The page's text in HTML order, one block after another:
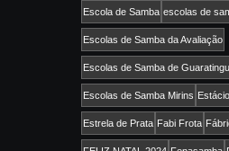
Escola de Samba escolas de
Escolas de Samba da Avaliação
Escolas de Samba de
Escolas de Samba Mirins
Estrela de Prata Fabi Frota